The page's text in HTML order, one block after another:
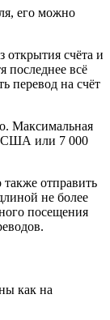
его можно
открытия счёта и
последнее всё
перевод на счёт
Максимальная
США или 7 000
отправить
не более
посещения
как на